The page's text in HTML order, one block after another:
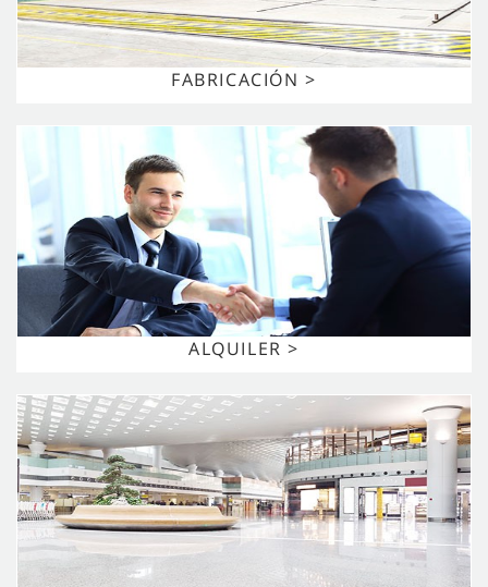
FABRICACIÓN >
ALQUILER >